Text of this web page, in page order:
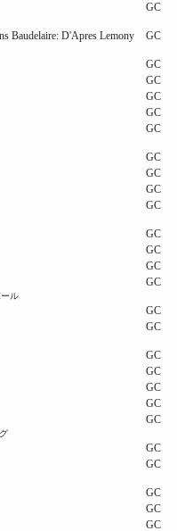
GC
Baudelaire: D'Apres Lemony
GC
GC
GC
GC
GC
GC
GC
GC
GC
GC
GC
GC
GC
ル
GC
GC
GC
GC
GC
GC
GC
GC
GC
GC
GC
GC
GC